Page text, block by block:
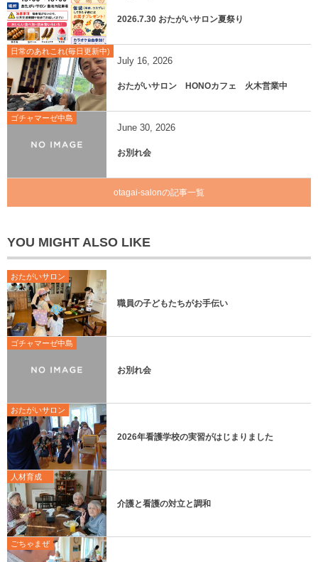
2026.7.30 おたがいサロン夏祭り
日常のあれこれ(毎日更新中)
July 16, 2026
おたがいサロン HONOカフェ 火木営業中
ゴチャマーゼ中島
June 30, 2026
お別れ会
otagai-salonの記事一覧
YOU MIGHT ALSO LIKE
おたがいサロン
職員の子どもたちがお手伝い
ゴチャマーゼ中島
お別れ会
おたがいサロン
2026年看護学校の実習がはじまりました
人材育成
介護と看護の対立と調和
ごちゃまぜ